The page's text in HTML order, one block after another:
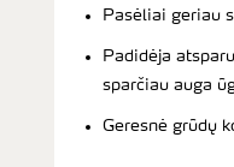
Pasėliai geriau
Padidėja
sparčiau auga
Geresnė grūdų